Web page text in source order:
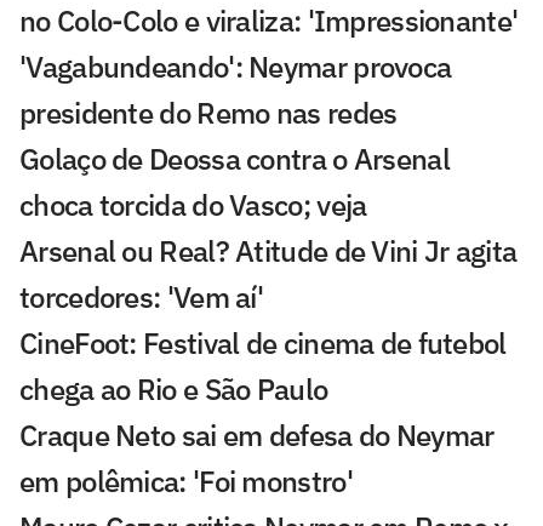
no Colo-Colo e viraliza: 'Impressionante'
'Vagabundeando': Neymar provoca
presidente do Remo nas redes
Golaço de Deossa contra o Arsenal
choca torcida do Vasco; veja
Arsenal ou Real? Atitude de Vini Jr agita
torcedores: 'Vem aí'
CineFoot: Festival de cinema de futebol
chega ao Rio e São Paulo
Craque Neto sai em defesa do Neymar
em polêmica: 'Foi monstro'